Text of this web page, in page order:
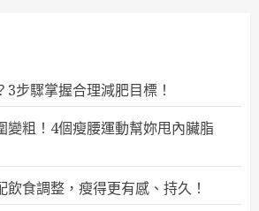
步驟掌握合理減肥目標！
變粗！4個瘦腰運動幫妳甩內臟脂
食調整，瘦得更有感、持久！